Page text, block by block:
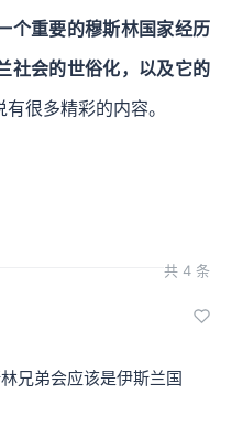
个重要的穆斯林国家经历
社会的世俗化，以及它的
有很多精彩的内容。
共 4 条
兄弟会应该是伊斯兰国